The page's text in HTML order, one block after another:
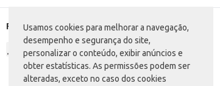
Usamos cookies para melhorar a navegação,
desempenho e segurança do site,
personalizar o conteúdo, exibir anúncios e
obter estatísticas. As permissões podem ser
alteradas, exceto no caso dos cookies
Formas de pagamento